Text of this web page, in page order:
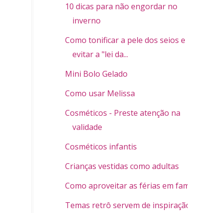
10 dicas para não engordar no
inverno
Como tonificar a pele dos seios e
evitar a "lei da...
Mini Bolo Gelado
Como usar Melissa
Cosméticos - Preste atenção na
validade
Cosméticos infantis
Crianças vestidas como adultas
Como aproveitar as férias em família
Temas retrô servem de inspiração